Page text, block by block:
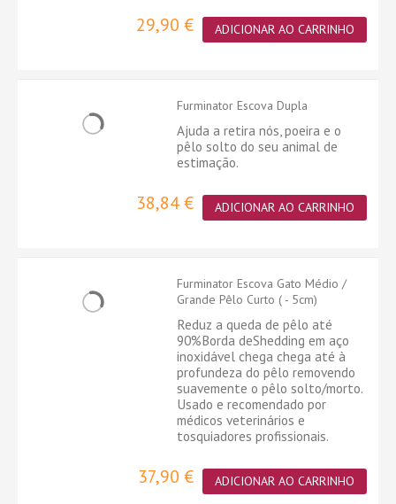
29,90 € ADICIONAR AO CARRINHO
Furminator Escova Dupla
Ajuda a retira nós, poeira e o
pêlo solto do seu animal de
estimação.
38,84 € ADICIONAR AO CARRINHO
Furminator Escova Gato Médio /
Grande Pêlo Curto ( - 5cm)
Reduz a queda de pêlo até
90%Borda deShedding em aço
inoxidável chega chega até à
profundeza do pêlo removendo
suavemente o pêlo solto/morto.
Usado e recomendado por
médicos veterinários e
tosquiadores profissionais.
37,90 € ADICIONAR AO CARRINHO